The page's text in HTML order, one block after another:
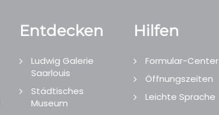
Entdecken
Ludwig Galerie
Saarlouis
Städtisches
Museum
Hilfen
Formular-Center
Öffnungszeiten
Leichte Sprache